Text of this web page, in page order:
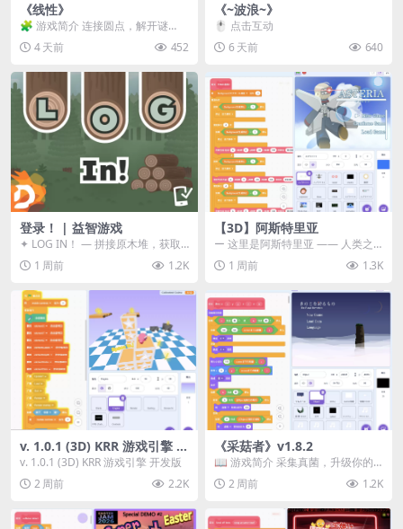
《线性》
🧩 游戏简介 连接圆点，解开谜
题。 ⚠️ 重要提示 所有关卡均可通
关，请确保使用...
4 天前 452
《~波浪~》
🖱️ 点击互动
6 天前
640
登录！ | 益智游戏
✦ LOG IN！ — 拼接原木堆，获取
分数！ ᑕ☲◎ ᑕ☲◎ ᑕ☲◎ ᑕ☲◎ ...
1 周前 1.2K
【3D】阿斯特里亚
ー 这里是阿斯特里亚 —— 人类之
罪与未来希望交汇之地 📖 游戏简
介 《阿斯特里...
1 周前 1.3K
v. 1.0.1 (3D) KRR 游戏引擎 开
发版
v. 1.0.1 (3D) KRR 游戏引擎 开发版
2 周前
2.2K
《采菇者》v1.8.2
📖 游戏简介 采集真菌，升级你的
机体，并前往未知领域探索。 这是
一款静谧的探索冒...
2 周前 1.2K